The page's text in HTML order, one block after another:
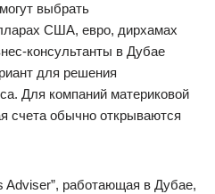
выбрать
США, евро, дирхамах
консультанты в Дубае
для решения
Для компаний материковой
счета обычно открываются
Adviser”, работающая в Дубае,